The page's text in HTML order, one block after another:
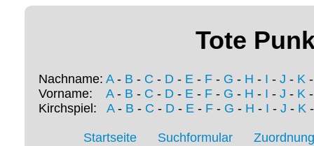
Tote
Nachname: A- B - C - D - E - F - G - H - I - J - K
Vorname: A- B - C - D - E - F - G - H - I - J - K
Kirchspiel: A- B - C - D- E- F- G - H - I - J - K
Startseite Suchformular